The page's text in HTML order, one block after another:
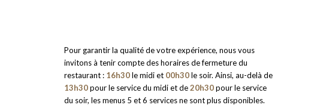
Pour garantir la qualité de votre expérience, nous vous
invitons à tenir compte des horaires de fermeture du
restaurant : 16h30le midi et 00h30le soir. Ainsi, au-delà de
13h30pour le service du midi et de20h30pour le service
du soir, les menus 5 et 6 services ne sont plus disponibles.